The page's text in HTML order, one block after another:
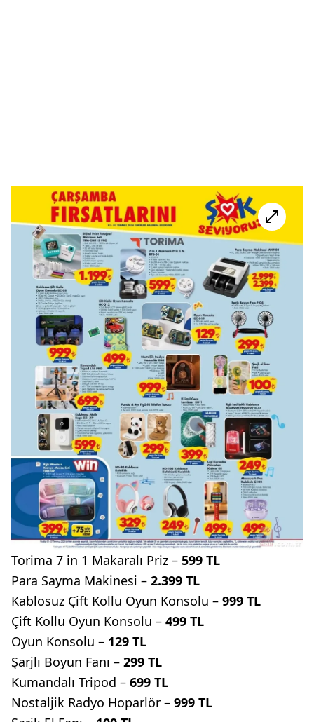
Torima 7 in 1 Makaralı Priz – 599 TL
Para Sayma Makinesi – 2.399 TL
Kablosuz Çift Kollu Oyun Konsolu – 999 TL
Çift Kollu Oyun Konsolu – 499 TL
Oyun Konsolu – 129 TL
Şarjlı Boyun Fanı – 299 TL
Kumandalı Tripod – 699 TL
Nostaljik Radyo Hoparlör – 999 TL